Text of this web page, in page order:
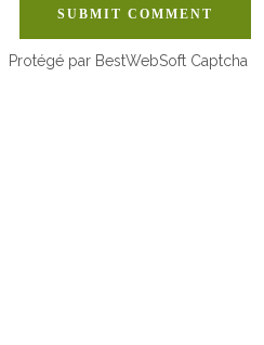
SUBMIT COMMENT
Protégé par BestWebSoft Captcha